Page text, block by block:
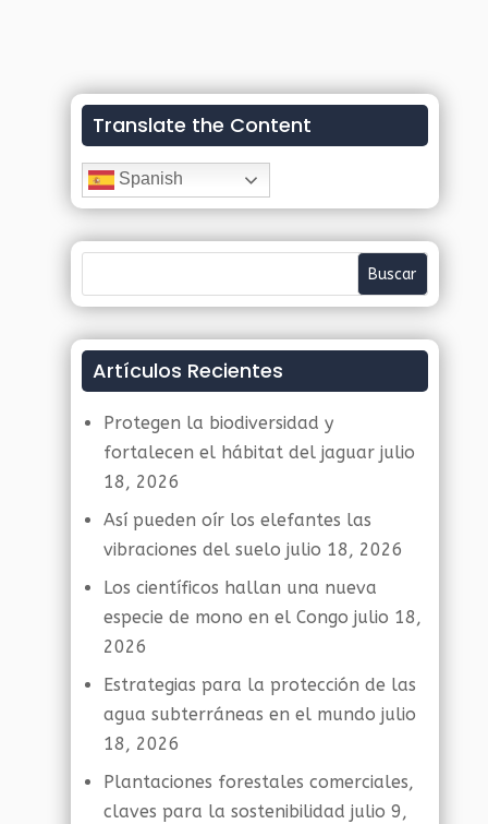
Translate the Content
Spanish
Artículos Recientes
Protegen la biodiversidad y
fortalecen el hábitat del jaguar julio
18, 2026
Así pueden oír los elefantes las
vibraciones del suelo julio 18, 2026
Los científicos hallan una nueva
especie de mono en el Congo julio 18,
2026
Estrategias para la protección de las
agua subterráneas en el mundo julio
18, 2026
Plantaciones forestales comerciales,
claves para la sostenibilidad julio 9,